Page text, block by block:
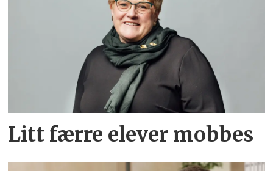
Litt færre elever mobbes